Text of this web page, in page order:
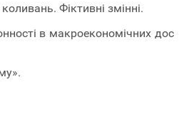
Фіктивні змінні.
в макроекономічних дос